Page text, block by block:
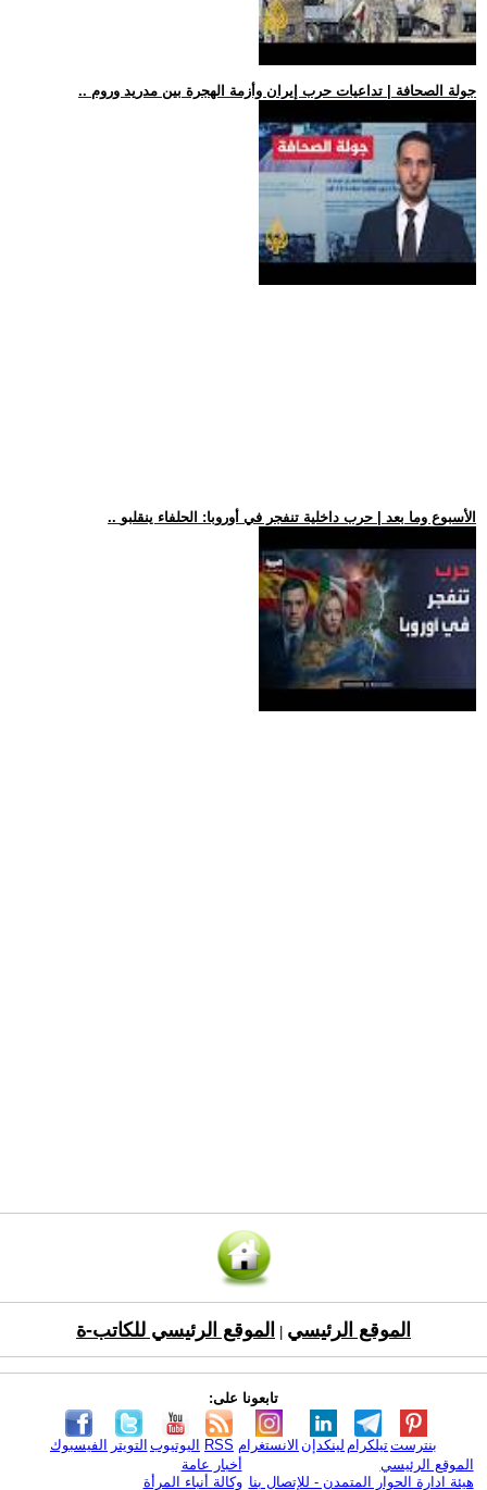
.. جولة الصحافة | تداعيات حرب إيران وأزمة الهجرة بين مدريد وروم
.. الأسبوع وما بعد | حرب داخلية تنفجر في أوروبا: الحلفاء ينقلبو
الموقع الرئيسي الموقع الرئيسي للكاتب-ة
تابعونا على:
الفيسبوك التويتر اليوتيوب RSS الانستغرام لينكدإن تيلكرامبنترست
الموقع الرئيسي
هيئة ادارة الحوار المتمدن - للإتصال بنا
أخبار عامة
وكالة أنباء المرأة